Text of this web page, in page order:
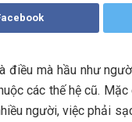
điều mà hầu như
các thế hệ cũ.
người, việc phải